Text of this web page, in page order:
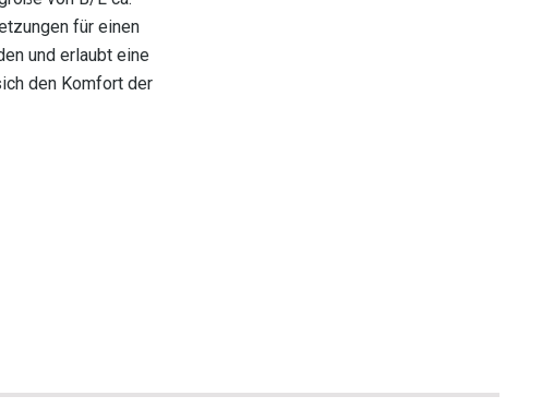
für einen
und erlaubt eine
den Komfort der